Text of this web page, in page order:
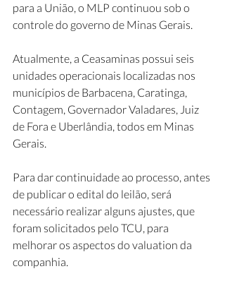
para a União, o MLP continuou sob o
controle do governo de Minas Gerais.
Atualmente, a Ceasaminas possui seis
unidades operacionais localizadas nos
municípios de Barbacena, Caratinga,
Contagem, Governador Valadares, Juiz
de Fora e Uberlândia, todos em Minas
Gerais.
Para dar continuidade ao processo, antes
de publicar o edital do leilão, será
necessário realizar alguns ajustes, que
foram solicitados pelo TCU, para
melhorar os aspectos do valuation da
companhia.